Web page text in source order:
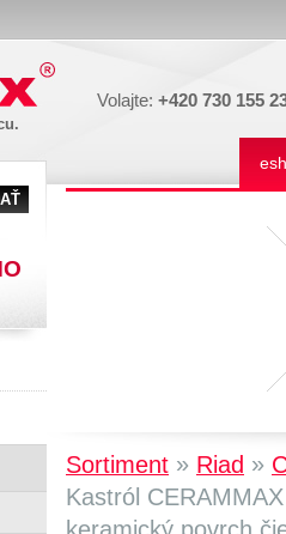
Sortiment » Riad »
Kastról
Volajte: +420 730 155